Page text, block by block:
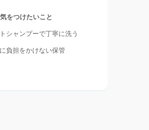
をつけたいこと
シャンプーで丁寧に洗う
負担をかけない保管